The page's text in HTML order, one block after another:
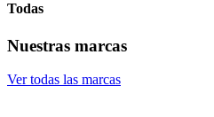
Todas
Nuestras marcas
Ver todas las marcas